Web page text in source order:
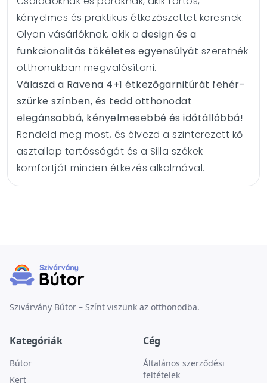
kényelmes és praktikus étkezőszettet keresnek.
Olyan vásárlóknak, akik a design és a
funkcionalitás tökéletes egyensúlyát szeretnék
otthonukban megvalósítani.
Válaszd a Ravena 4+1 étkezőgarnitúrát fehér-
szürke színben, és tedd otthonodat
elegánsabbá, kényelmesebbé és időtállóbbá!
Rendeld meg most, és élvezd a szinterezett kő
asztallap tartósságát és a Silla székek
komfortját minden étkezés alkalmával.
Szivárvány Bútor – Színt viszünk az otthonodba.
Kategóriák
Bútor
Kert
Cég
Általános szerződési
feltételek